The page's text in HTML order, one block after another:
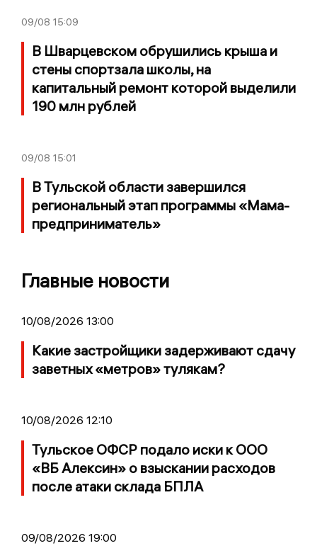
09/08 15:09
В Шварцевском обрушились крыша и
стены спортзала школы, на
капитальный ремонт которой выделили
190 млн рублей
09/08 15:01
В Тульской области завершился
региональный этап программы «Мама-
предприниматель»
Главные новости
10/08/2026 13:00
Какие застройщики задерживают сдачу
заветных «метров» тулякам?
10/08/2026 12:10
Тульское ОФСР подало иски к ООО
«ВБ Алексин» о взыскании расходов
после атаки склада БПЛА
09/08/2026 19:00